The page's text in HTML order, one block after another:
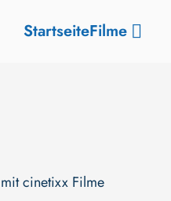
StartseiteFilme
cinetixx Filme